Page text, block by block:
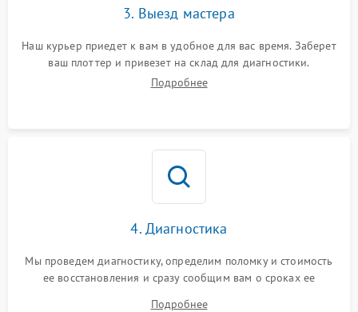
3. Выезд мастера
Наш курьер приедет к вам в удобное для вас время. Заберет
ваш плоттер и привезет на склад для диагностики.
Подробнее
4. Диагностика
Мы проведем диагностику, определим поломку и стоимость
ее восстановления и сразу сообщим вам о сроках ее
Подробнее